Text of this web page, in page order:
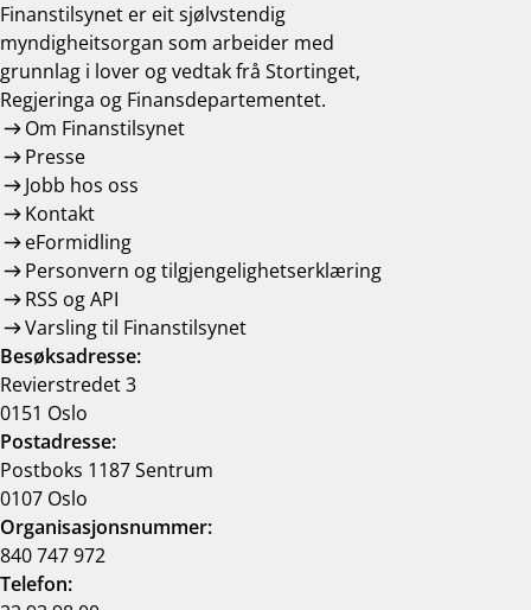
Finanstilsynet er eit sjølvstendig
myndigheitsorgan som arbeider med
grunnlag i lover og vedtak frå Stortinget,
Regjeringa og Finansdepartementet.
Om Finanstilsynet
Presse
Jobb hos oss
Kontakt
eFormidling
Personvern og tilgjengelighetserklæring
RSS og API
Varsling til Finanstilsynet
Besøksadresse:
Revierstredet 3
0151 Oslo
Postadresse:
Postboks 1187 Sentrum
0107 Oslo
Organisasjonsnummer:
840 747 972
Telefon: